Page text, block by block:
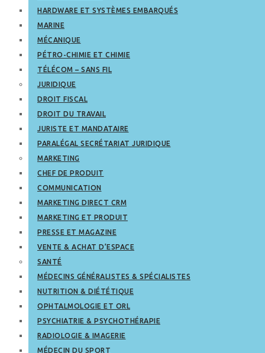
HARDWARE ET SYSTÈMES EMBARQUÉS
MARINE
MÉCANIQUE
PÉTRO-CHIMIE ET CHIMIE
TÉLÉCOM – SANS FIL
JURIDIQUE
DROIT FISCAL
DROIT DU TRAVAIL
JURISTE ET MANDATAIRE
PARALÉGAL SECRÉTARIAT JURIDIQUE
MARKETING
CHEF DE PRODUIT
COMMUNICATION
MARKETING DIRECT CRM
MARKETING ET PRODUIT
PRESSE ET MAGAZINE
VENTE & ACHAT D’ESPACE
SANTÉ
MÉDECINS GÉNÉRALISTES & SPÉCIALISTES
NUTRITION & DIÉTÉTIQUE
OPHTALMOLOGIE ET ORL
PSYCHIATRIE & PSYCHOTHÉRAPIE
RADIOLOGIE & IMAGERIE
MÉDECIN DU SPORT